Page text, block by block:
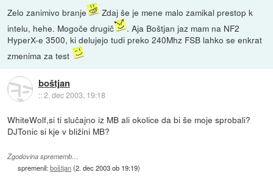
Zelo zanimivo branje
Zdaj še je mene malo zamikal prestop k
intelu, hehe. Mogoče drugič
. Aja Boštjan jaz mam na NF2
HyperX-e 3500, ki delujejo tudi preko 240Mhz FSB lahko se enkrat
zmenima za test
boštjan
::2. dec 2003, 19:18
WhiteWolf,si ti slučajno iz MB ali okolice da bi še moje sprobali?
DJTonic si kje v bližini MB?
Zgodovina sprememb…
spremenil:boštjan(2. dec 2003 ob 19:19)